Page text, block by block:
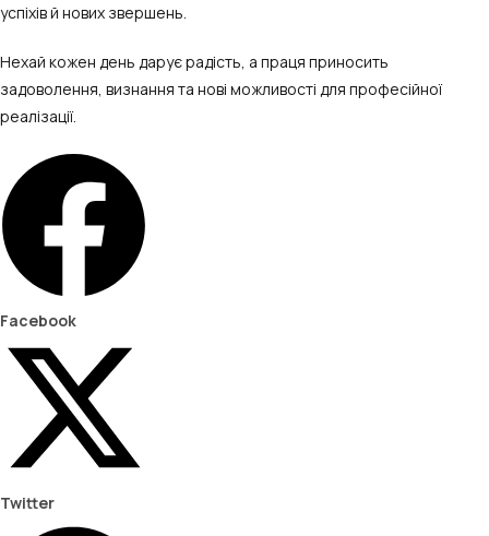
успіхів й нових звершень.
Нехай кожен день дарує радість, а праця приносить
задоволення, визнання та нові можливості для професійної
реалізації.
Facebook
Twitter